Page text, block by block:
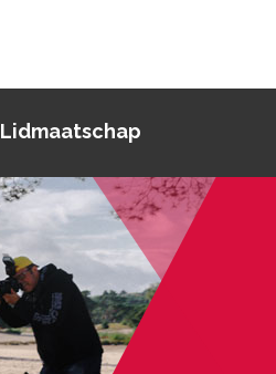
Lidmaatschap